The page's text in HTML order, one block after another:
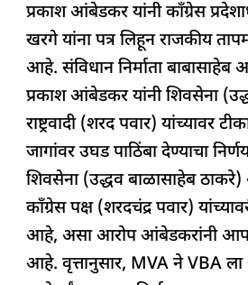
प्रकाश आंबेडकर यांनी काँग्रेस
खरगे यांना पत्र लिहून राजकीय
आहे. संविधान निर्माता
प्रकाश आंबेडकर यांनी शिवसेना
राष्ट्रवादी (शरद पवार) यांच्यावर
जागांवर उघड पाठिंबा देण्याचा
शिवसेना (उद्धव बाळासाहेब ठाकरे)
काँग्रेस पक्ष (शरदचंद्र पवार)
आहे, असा आरोप आंबेडकरांनी
आहे. वृत्तानुसार, MVA ने VBA